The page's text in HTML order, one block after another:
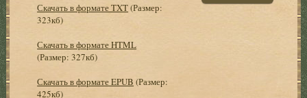
Скачать в формате TXT(Размер:
323кб)
Скачать в формате HTML
(Размер: 327кб)
Скачать в формате EPUB (Размер:
425кб)